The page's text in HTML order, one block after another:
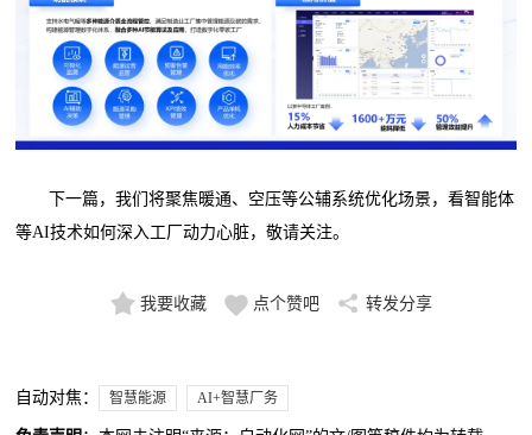
下一篇，我们将聚焦暖通、空压等公辅系统优化场景，看智能体
等AI技术如何深入工厂动力心脏，敬请关注。
我要收藏 点个赞吧 转发分享
自动对焦： 智慧能源 AI+智慧厂务